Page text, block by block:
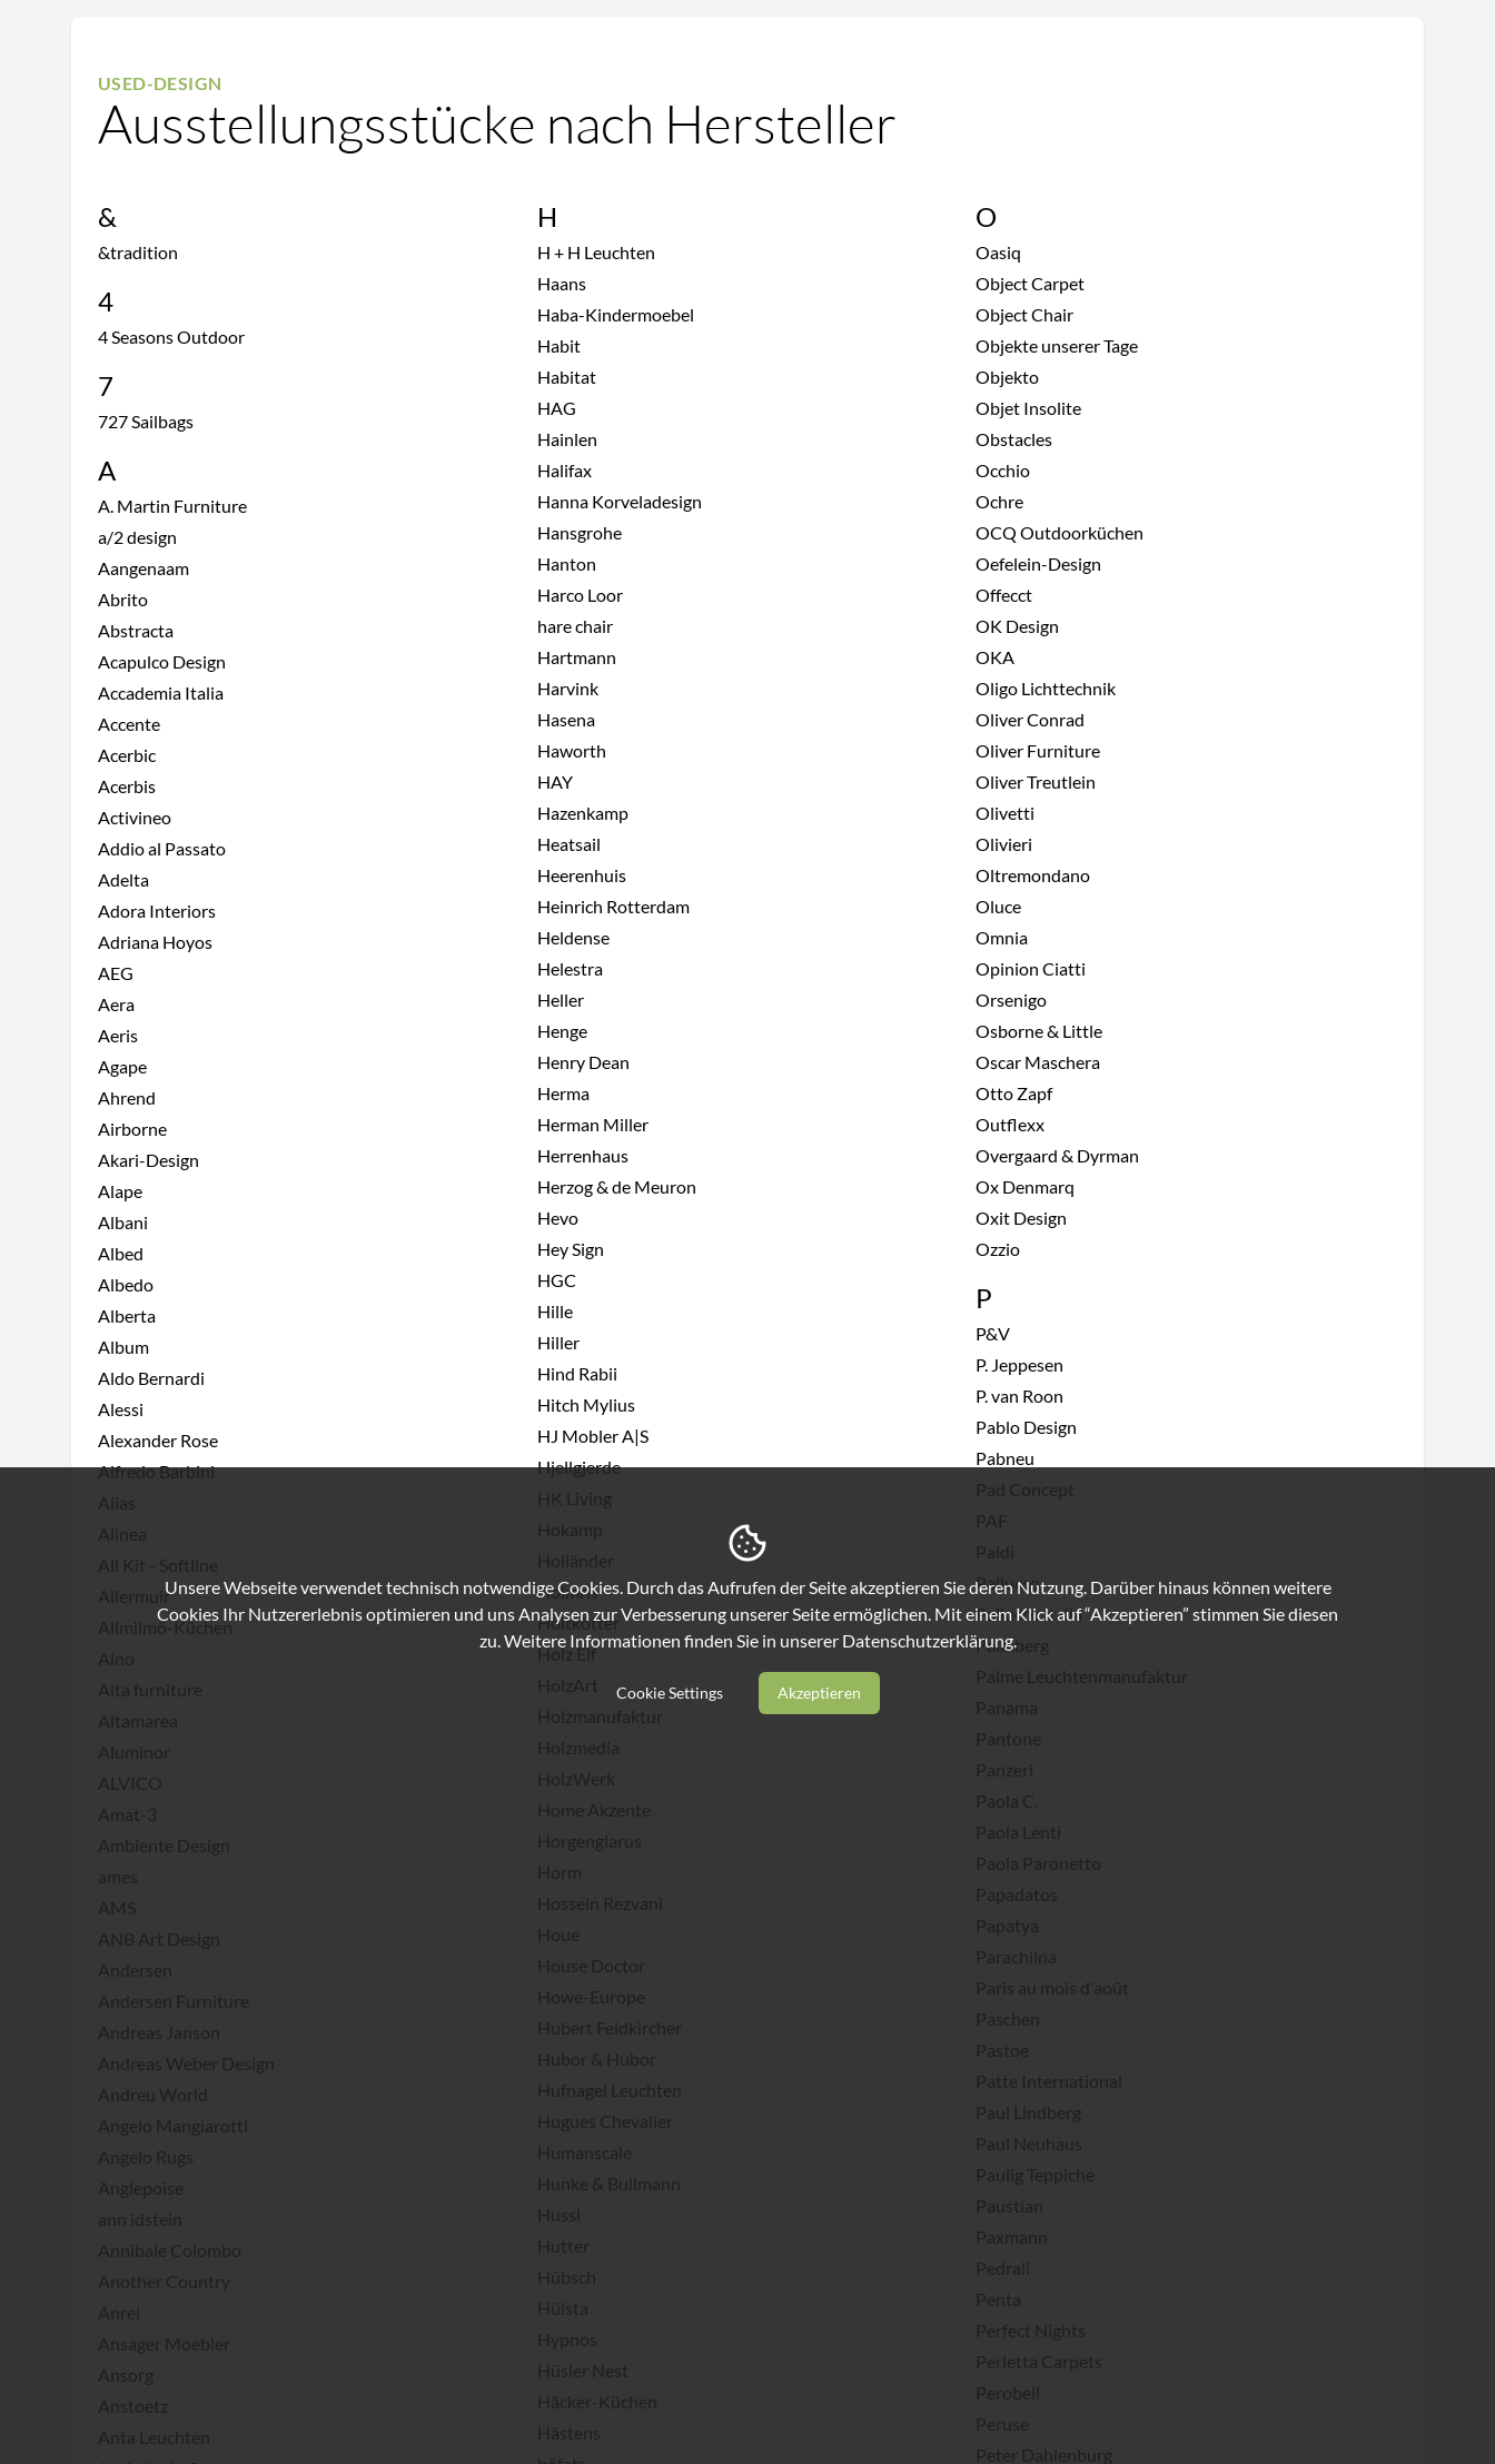
USED-DESIGN
Ausstellungsstücke nach Hersteller
&
&tradition
4
4 Seasons Outdoor
7
727 Sailbags
A
A. Martin Furniture
a/2 design
Aangenaam
Abrito
Abstracta
Acapulco Design
Accademia Italia
Accente
Acerbic
Acerbis
Activineo
Addio al Passato
Adelta
Adora Interiors
Adriana Hoyos
AEG
Aera
Aeris
Agape
Ahrend
Airborne
Akari-Design
Alape
Albani
Albed
Albedo
Alberta
Album
Aldo Bernardi
Alessi
Alexander Rose
Alfredo Barbini
Alias
Alinea
All Kit - Softline
Allermuir
Allmilmö-Küchen
Alno
Alta furniture
Altamarea
Aluminor
ALVICO
Amat-3
Ambiente Design
ames
AMS
ANB Art Design
Andersen
Andersen Furniture
Andreas Janson
Andreas Weber Design
Andreu World
Angelo Mangiarotti
Angelo Rugs
Anglepoise
ann idstein
Annibale Colombo
Another Country
Anrei
Ansager Moebler
Ansorg
Anstoetz
Anta Leuchten
H
H + H Leuchten
Haans
Haba-Kindermoebel
Habit
Habitat
HAG
Hainlen
Halifax
Hanna Korveladesign
Hansgrohe
Hanton
Harco Loor
hare chair
Hartmann
Harvink
Hasena
Haworth
HAY
Hazenkamp
Heatsail
Heerenhuis
Heinrich Rotterdam
Heldense
Helestra
Heller
Henge
Henry Dean
Herma
Herman Miller
Herrenhaus
Herzog & de Meuron
Hevo
Hey Sign
HGC
Hille
Hiller
Hind Rabii
Hitch Mylius
HJ Mobler A|S
Hjellgjerde
HK Living
Hokamp
Holländer
Holmris
Holtkötter
Holz Elf
HolzArt
Holzmanufaktur
Holzmedia
HolzWerk
Home Akzente
Horgenglarus
Horm
Hossein Rezvani
Houe
House Doctor
Howe-Europe
Hubert Feldkircher
Hubor & Hubor
Hufnagel Leuchten
Hugues Chevalier
Humanscale
Hunke & Bullmann
Hussl
Hutter
Hübsch
Hülsta
Hypnos
Hüsler Nest
Häcker-Küchen
Hästens
O
Oasiq
Object Carpet
Object Chair
Objekte unserer Tage
Objekto
Objet Insolite
Obstacles
Occhio
Ochre
OCQ Outdoorküchen
Oefelein-Design
Offecct
OK Design
OKA
Oligo Lichttechnik
Oliver Conrad
Oliver Furniture
Oliver Treutlein
Olivetti
Olivieri
Oltremondano
Oluce
Omnia
Opinion Ciatti
Orsenigo
Osborne & Little
Oscar Maschera
Otto Zapf
Outflexx
Overgaard & Dyrman
Ox Denmarq
Oxit Design
Ozzio
P
P&V
P. Jeppesen
P. van Roon
Pablo Design
Pabneu
Pad Concept
PAF
Paidi
Pallucco
Pallucco Italia
Palmberg
Palme Leuchtenmanufaktur
Panama
Pantone
Panzeri
Paola C.
Paola Lenti
Paola Paronetto
Papadatos
Papatya
Parachilna
Paris au mois d'août
Paschen
Pastoe
Patte International
Paul Lindberg
Paul Neuhaus
Paulig Teppiche
Paustian
Paxmann
Pedrali
Penta
Perfect Nights
Perletta Carpets
Perobell
Peruse
Peter Dahlenburg
Unsere Webseite verwendet technisch notwendige Cookies. Durch das Aufrufen der Seite akzeptieren Sie deren Nutzung. Darüber hinaus können weitere
Cookies Ihr Nutzererlebnis optimieren und uns Analysen zur Verbesserung unserer Seite ermöglichen. Mit einem Klick auf “Akzeptieren” stimmen Sie diesen
zu. Weitere Informationen finden Sie in unserer Datenschutzerklärung.
Cookie Settings Akzeptieren